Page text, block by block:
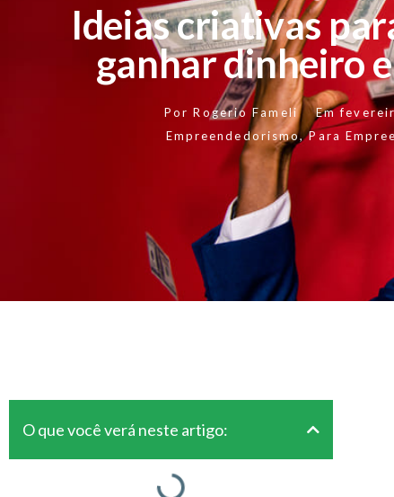
Ideias criativas
ganhar dinheiro
Por Rogerio Fameli Em
Empreendedorismo,Para
O que você verá neste artigo: